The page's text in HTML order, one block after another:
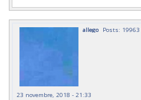
allego Posts: 19963
23 novembre, 2018 - 21:33